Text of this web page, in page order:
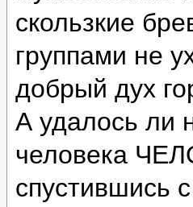
скользкие
группами не
добрый дух
А удалось ли
человека
спустившись